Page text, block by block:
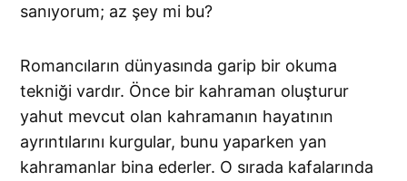
sanıyorum; az şey mi bu?
Romancıların dünyasında garip bir okuma
tekniği vardır. Önce bir kahraman oluşturur
yahut mevcut olan kahramanın hayatının
ayrıntılarını kurgular, bunu yaparken yan
kahramanlar bina ederler. O sırada kafalarında